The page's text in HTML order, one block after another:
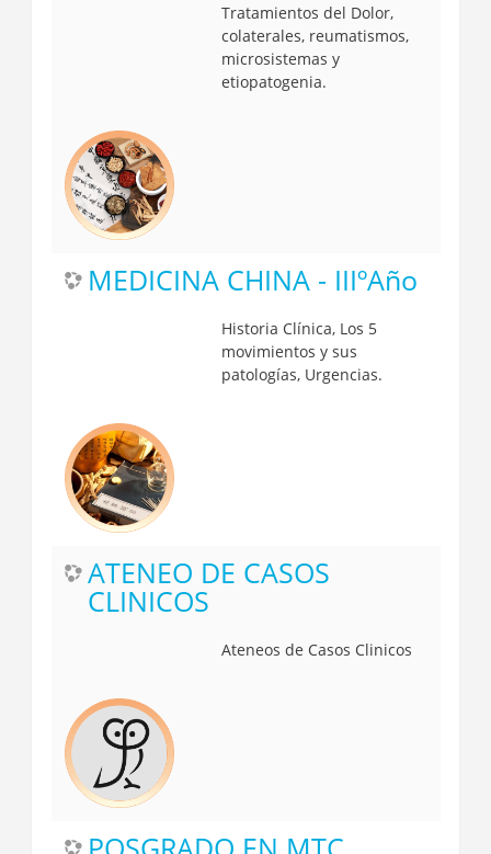
Tratamientos del Dolor,
colaterales, reumatismos,
microsistemas y
etiopatogenia.
MEDICINA CHINA - IIIºAño
Historia Clínica, Los 5
movimientos y sus
patologías, Urgencias.
ATENEO DE CASOS
CLINICOS
Ateneos de Casos Clinicos